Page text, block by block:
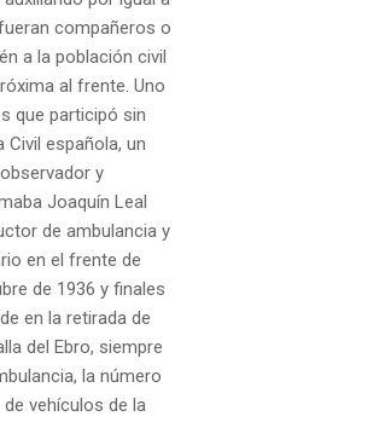
compañeros o
a la población civil
al frente. Uno
que participó sin
Civil española, un
y
Joaquín Leal
de ambulancia y
en el frente de
de 1936 y finales
en la retirada de
del Ebro, siempre
la número
vehículos de la